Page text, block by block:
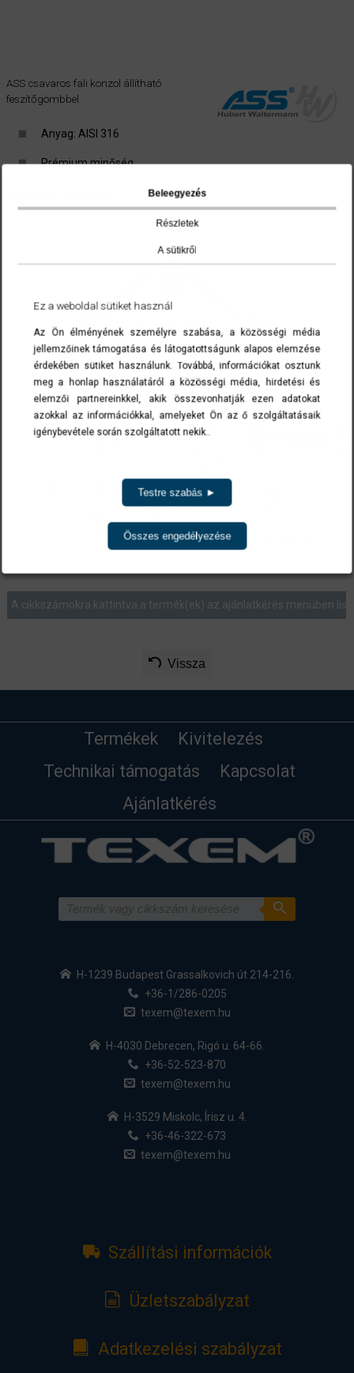
ASS csavaros fali konzol állítható
feszítőgömbbel
Anyag: AISI 316
Prémium minőség
A cikkszámokra kattintva a termék(ek) az ajánlatkérés menüben
Vissza
Termékek
Kivitelezés
Technikai támogatás
Kapcsolat
Ajánlatkérés
H-1239 Budapest Grassalkovich út 214-216.
+36-1/286-0205
texem@texem.hu
H-4030 Debrecen, Rigó u. 64-66.
+36-52-523-870
texem@texem.hu
H-3529 Miskolc, Írisz u. 4.
+36-46-322-673
texem@texem.hu
Szállítási információk
Üzletszabályzat
Adatkezelési szabályzat
Beleegyezés
Részletek
A sütikről
Ez a weboldal sütiket használ
Az Ön élményének személyre szabása, a közösségi média
jellemzőinek támogatása és látogatottságunk alapos elemzése
érdekében sütiket használunk. Továbbá, információkat osztunk
meg a honlap használatáról a közösségi média, hirdetési és
elemzői partnereinkkel, akik összevonhatják ezen adatokat
azokkal az információkkal, amelyeket Ön az ő szolgáltatásaik
igénybevétele során szolgáltatott nekik..
Testre szabás ►
Összes engedélyezése